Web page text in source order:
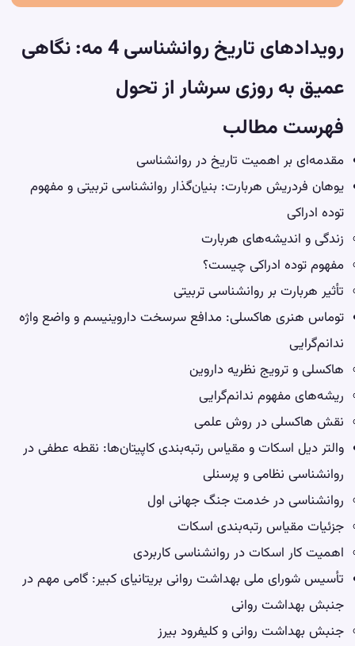
رویدادهای تاریخ روانشناسی 4 مه: نگاهی
عمیق به روزی سرشار از تحول
فهرست مطالب
مقدمه‌ای بر اهمیت تاریخ در روانشناسی
یوهان فردریش هربارت: بنیان‌گذار روانشناسی تربیتی و مفهوم
توده ادراکی
زندگی و اندیشه‌های هربارت
مفهوم توده ادراکی چیست؟
تأثیر هربارت بر روانشناسی تربیتی
توماس هنری هاکسلی: مدافع سرسخت داروینیسم و واضع واژه
ندانم‌گرایی
هاکسلی و ترویج نظریه داروین
ریشه‌های مفهوم ندانم‌گرایی
نقش هاکسلی در روش علمی
والتر دیل اسکات و مقیاس رتبه‌بندی کاپیتان‌ها: نقطه عطفی در
روانشناسی نظامی و پرسنلی
روانشناسی در خدمت جنگ جهانی اول
جزئیات مقیاس رتبه‌بندی اسکات
اهمیت کار اسکات در روانشناسی کاربردی
تأسیس شورای ملی بهداشت روانی بریتانیای کبیر: گامی مهم در
جنبش بهداشت روانی
جنبش بهداشت روانی و کلیفرود بیرز